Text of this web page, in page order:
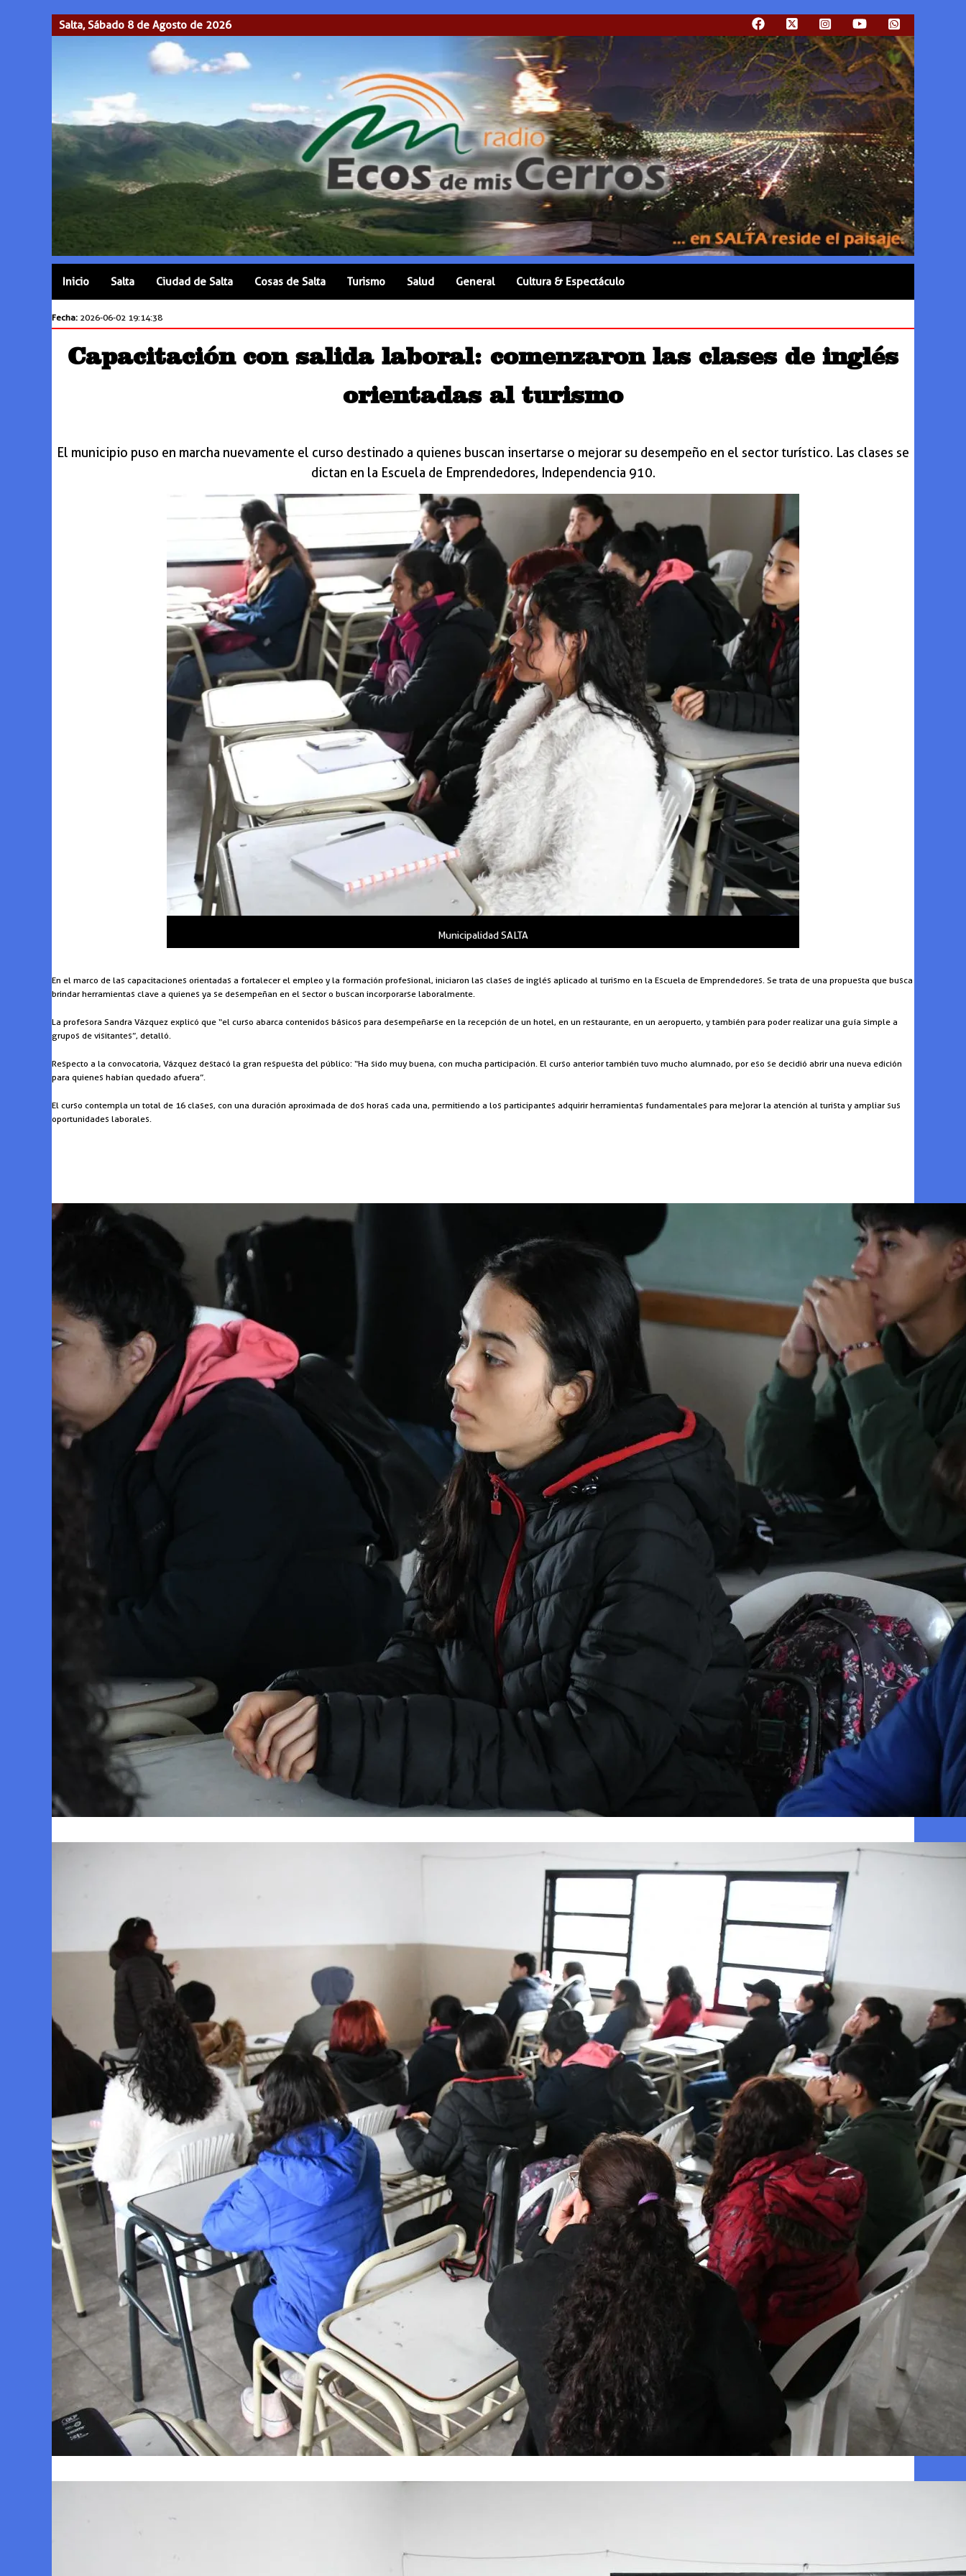
Salta, Sábado 8 de Agosto de 2026
Inicio Salta Ciudad de Salta Cosas de Salta Turismo Salud General Cultura & Espectáculo
Fecha: 2026-06-02 19:14:38
Capacitación con salida laboral: comenzaron las clases de inglés
orientadas al turismo
El municipio puso en marcha nuevamente el curso destinado a quienes buscan insertarse o mejorar su desempeño en el sector turístico. Las clases se
dictan en la Escuela de Emprendedores, Independencia 910.
Municipalidad SALTA
En el marco de las capacitaciones orientadas a fortalecer el empleo y la formación profesional, iniciaron las clases de inglés aplicado al turismo en la Escuela de Emprendedores. Se trata de una propuesta que busca
brindar herramientas clave a quienes ya se desempeñan en el sector o buscan incorporarse laboralmente.
La profesora Sandra Vázquez explicó que “el curso abarca contenidos básicos para desempeñarse en la recepción de un hotel, en un restaurante, en un aeropuerto, y también para poder realizar una guía simple a
grupos de visitantes”, detalló.
Respecto a la convocatoria, Vázquez destacó la gran respuesta del público: “Ha sido muy buena, con mucha participación. El curso anterior también tuvo mucho alumnado, por eso se decidió abrir una nueva edición
para quienes habían quedado afuera”.
El curso contempla un total de 16 clases, con una duración aproximada de dos horas cada una, permitiendo a los participantes adquirir herramientas fundamentales para mejorar la atención al turista y ampliar sus
oportunidades laborales.